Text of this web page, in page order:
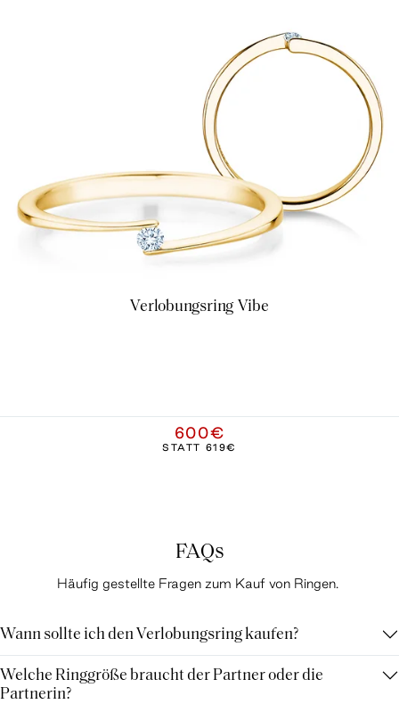
Verlobungsring Vibe
600€
STATT 619€
FAQs
Häufig gestellte Fragen zum Kauf von Ringen.
Wann sollte ich den Verlobungsring kaufen?
Welche Ringgröße braucht der Partner oder die
Partnerin?